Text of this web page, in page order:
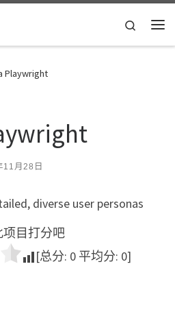
Search
Playwright
11月28日
diverse user personas
项目打分吧
[总分: 0 平均分: 0]